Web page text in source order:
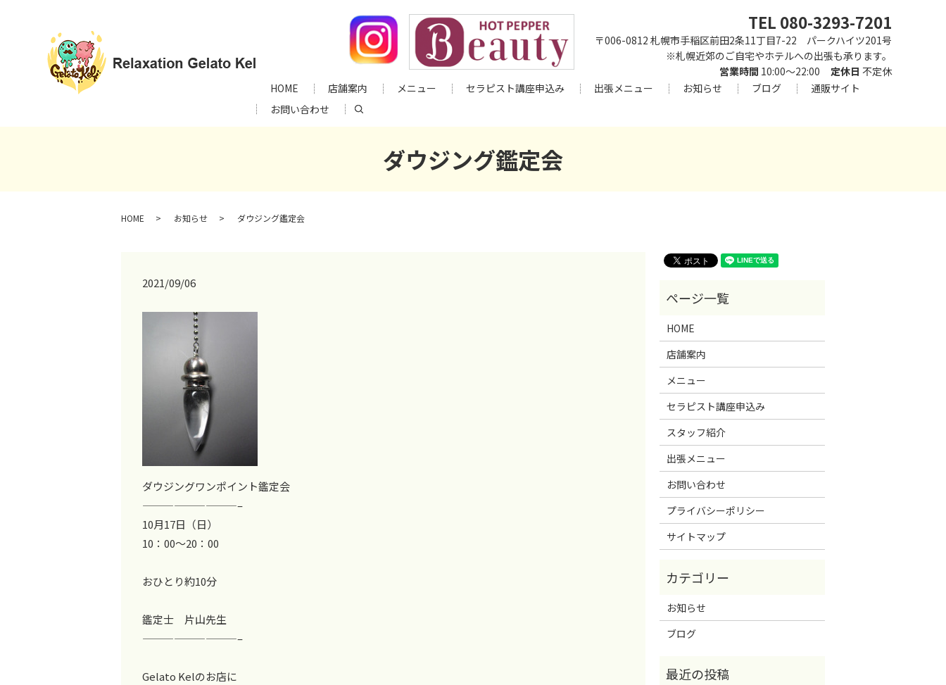
TEL 080-3293-7201
〒006-0812 札幌市手稲区前田2条11丁目7-22 パークハイツ201号
※札幌近郊のご自宅やホテルへの出張も承ります。
営業時間 10:00～22:00 定休日 不定休
HOME
店舗案内 メニュー セラピスト講座申込み 出張メニュー お知らせ ブログ
通販サイト
お問い合わせ
search
ダウジング鑑定会
HOME お知らせ ダウジング鑑定会
2021/09/06
ダウジングワンポイント鑑定会
—————————–
10月17日（日）
10：00～20：00
おひとり約10分
鑑定士 片山先生
—————————–
Gelato Kelのお店に
HOME
店舗案内
メニュー
セラピスト講座申込み
スタッフ紹介
出張メニュー
お問い合わせ
プライバシーポリシー
サイトマップ
お知らせ
ブログ